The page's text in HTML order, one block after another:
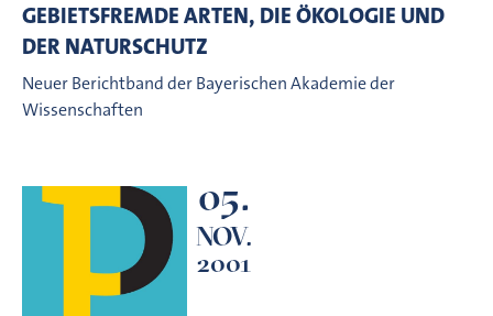
GEBIETSFREMDE ARTEN, DIE ÖKOLOGIE UND
DER NATURSCHUTZ
Neuer Berichtband der Bayerischen Akademie der
Wissenschaften
05.
NOV.
2001